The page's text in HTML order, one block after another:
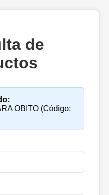
de
OBITO (Código: